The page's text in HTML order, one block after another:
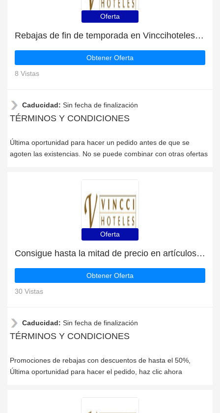
Oferta
Rebajas de fin de temporada en Vinccihoteles con descuentos de hasta 39%
Obtener Oferta
8 Vistas
Caducidad: Sin fecha de finalización
TÉRMINOS Y CONDICIONES
Última oportunidad para hacer un pedido antes de que se
agoten las existencias. No se puede combinar con otras ofertas
Oferta
Consigue hasta la mitad de precio en artículos de rebajas
Obtener Oferta
30 Vistas
Caducidad: Sin fecha de finalización
TÉRMINOS Y CONDICIONES
Promociones de rebajas con descuentos de hasta el 50%,
Última oportunidad para hacer el pedido, haz clic ahora